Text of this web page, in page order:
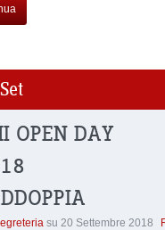
Set
OPEN DAY
su 20 Settembre 2018